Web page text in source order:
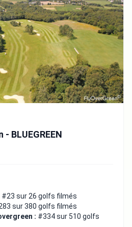
BLUEGREEN
#23 sur 26 golfs filmés
sur 380 golfs filmés
: #334 sur 510 golfs